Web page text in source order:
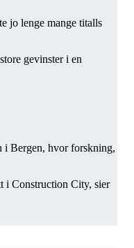
jo lenge mange titalls
gevinster i en
i Bergen, hvor forskning,
i Construction City, sier